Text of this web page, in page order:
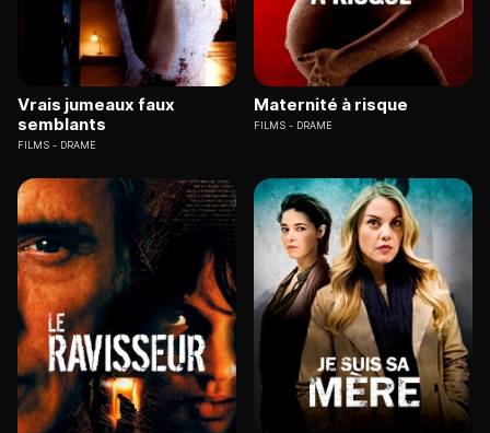
Vrais jumeaux faux
semblants
FILMS DRAME
Maternité à risque
FILMS DRAME